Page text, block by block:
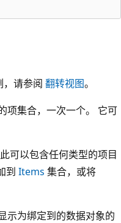
，请参阅 翻转视图。
项集合，一次一个。 它可
可以包含任何类型的项目
到 Items 集合，或将
示为绑定到的数据对象的